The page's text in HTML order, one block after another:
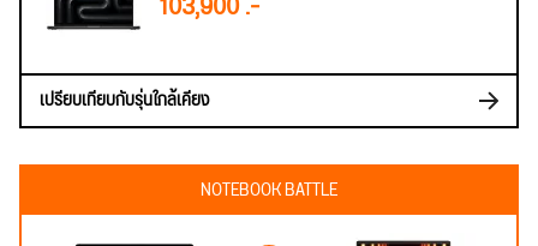
เปรียบเทียบกับรุ่นใกล้เคียง
NOTEBOOK BATTLE